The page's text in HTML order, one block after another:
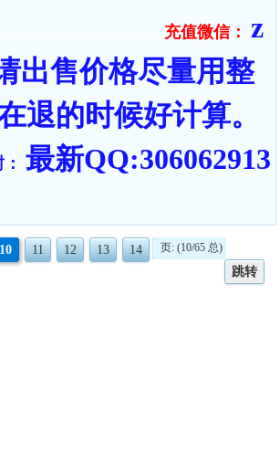
充值微信：
z
出售价格尽量用整
退的时候好计算。
最新QQ:306062913
10 11 12 13 14 页: (10/65 总)
跳转